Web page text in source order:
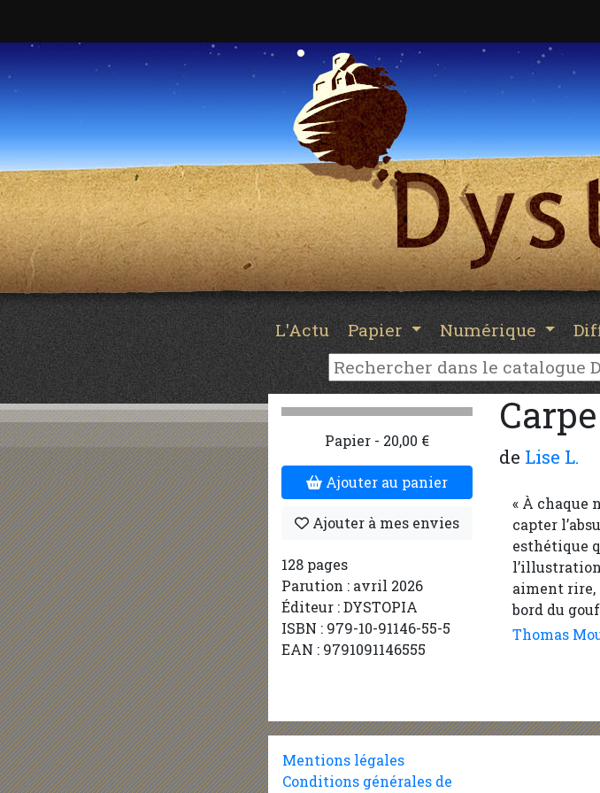
L'Actu Papier Numérique
Papier - 20,00 €
Ajouter au panier
Ajouter à mes envies
128 pages
Parution : avril 2026
Éditeur : DYSTOPIA
ISBN : 979-10-91146-55-5
EAN : 9791091146555
de Lise L.
« À chaque
capter
esthétique
aiment rire,
bord du
Thomas
Mentions légales
Conditions générales de